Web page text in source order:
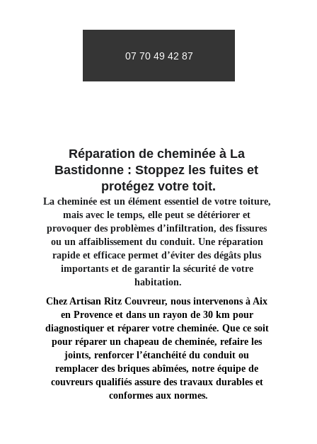
07 70 49 42 87
La cheminée est un élément essentiel de votre toiture,
mais avec le temps, elle peut se détériorer et
provoquer des problèmes d’infiltration, des fissures
ou un affaiblissement du conduit. Une réparation
rapide et efficace permet d’éviter des dégâts plus
importants et de garantir la sécurité de votre
habitation.
Chez Artisan Ritz Couvreur, nous intervenons à Aix
en Provence et dans un rayon de 30 km pour
diagnostiquer et réparer votre cheminée. Que ce soit
pour réparer un chapeau de cheminée, refaire les
joints, renforcer l’étanchéité du conduit ou
remplacer des briques abîmées, notre équipe de
couvreurs qualifiés assure des travaux durables et
conformes aux normes.
Réparation de cheminée à La
Bastidonne : Stoppez les fuites et
protégez votre toit.